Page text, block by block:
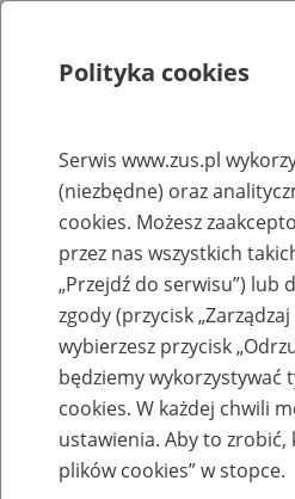
Rejestry, ewidencje i archiwa
Baza
przekształconych
Nazwa zakładu pracy:
Polityka cookies
Serwis www.zus.pl
(niezbędne) oraz
cookies. Możesz
przez nas wszystkich
„Przejdź do serwisu”) lub
zgody (przycisk „Zarządzaj
wybierzesz przycisk
będziemy wykorzystywać
cookies. W każdej chwili
ustawienia. Aby to zrobić,
plików cookies” w stopce.